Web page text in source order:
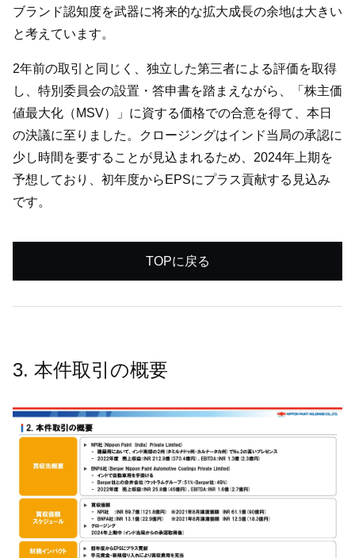
ブランド認知度を武器に将来的な拡大成長の余地は大きい
と考えています。
2年前の取引と同じく、独立した第三者による評価を取得
し、特別委員会の設置・答申書を踏まえながら、「株主価
値最大化（MSV）」に資する価格での合意を得て、本日
の決議に至りました。クロージングはインド当局の承認に
少し時間を要することが見込まれるため、2024年上期を
予想しており、初年度からEPSにプラス貢献する見込み
です。
TOPに戻る
3. 本件取引の概要